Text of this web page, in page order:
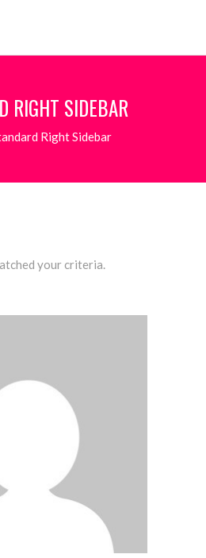
RIGHT SIDEBAR
Right Sidebar
your criteria.